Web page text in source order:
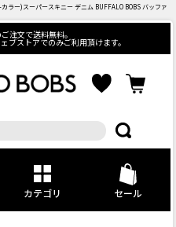
ラー)スーパースキニー デニム BUFFALO BOBS バッファ
注文で送料無料。
ブストアでのみご利用頂けます。
カテゴリ セール